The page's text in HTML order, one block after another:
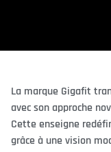
La marque Gigafit
avec son approche
Cette enseigne
grâce à une vision